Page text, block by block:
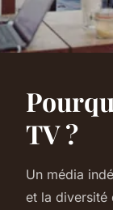
TV ?
Un média
et la diversité